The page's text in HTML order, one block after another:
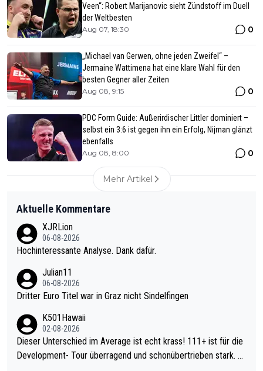
Veen“: Robert Marijanovic sieht Zündstoff im Duell
der Weltbesten
Aug 07, 18:30 0
„Michael van Gerwen, ohne jeden Zweifel“ –
Jermaine Wattimena hat eine klare Wahl für den
besten Gegner aller Zeiten
Aug 08, 9:15 0
PDC Form Guide: Außerirdischer Littler dominiert –
selbst ein 3:6 ist gegen ihn ein Erfolg, Nijman glänzt
ebenfalls
Aug 08, 8:00 0
Mehr Artikel
Aktuelle Kommentare
XJRLion
06-08-2026
Hochinteressante Analyse. Dank dafür.
Julian11
06-08-2026
Dritter Euro Titel war in Graz nicht Sindelfingen
K501Hawaii
02-08-2026
Dieser Unterschied im Average ist echt krass! 111+ ist für die
Development- Tour überragend und schonübertrieben stark. U